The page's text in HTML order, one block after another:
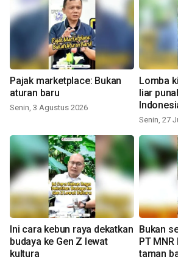
Pajak marketplace: Bukan
aturan baru
Senin, 3 Agustus 2026
Lomba
liar
Senin, 27
Ini cara kebun raya dekatkan
budaya ke Gen Z lewat
kultura
Bukan
PT
taman